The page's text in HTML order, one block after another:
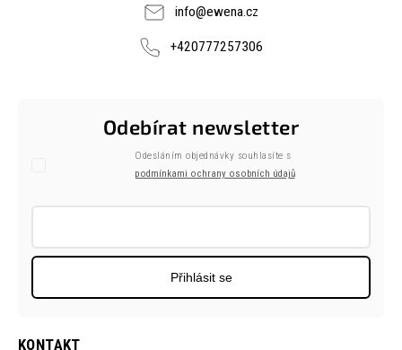
info@ewena.cz
+420777257306
KONTAKT
Odebírat newsletter
Odesláním objednávky souhlasíte s
podmínkami ochrany osobních údajů
Přihlásit se